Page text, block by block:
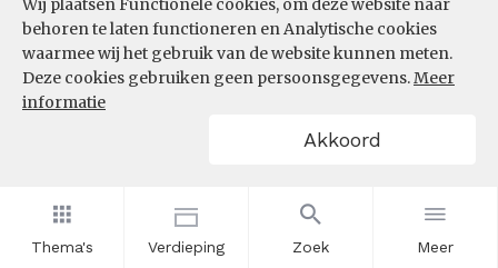
Thema's Verdieping Zoek Meer
Wij plaatsen Functionele cookies, om deze website naar
behoren te laten functioneren en Analytische cookies
waarmee wij het gebruik van de website kunnen meten.
Deze cookies gebruiken geen persoonsgegevens.Meer
informatie
Akkoord
ONTWIKKELING ONTSTANE
Filters